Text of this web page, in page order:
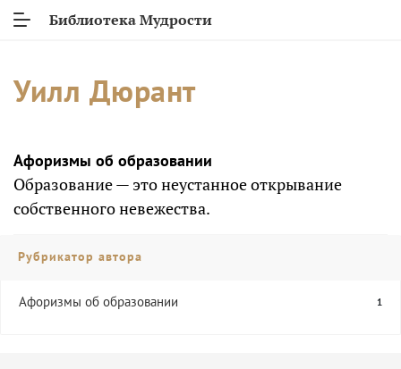
Библиотека Мудрости
Уилл Дюрант
Афоризмы об образовании
Образование — это неустанное открывание
собственного невежества.
Рубрикатор автора
Афоризмы об образовании 1